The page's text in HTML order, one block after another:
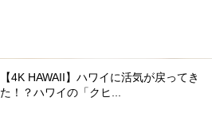
【4K HAWAII】ハワイに活気が戻ってき
た！？ハワイの「クヒ...